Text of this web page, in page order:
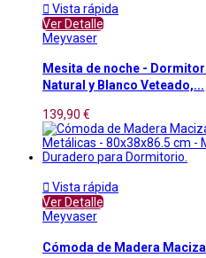
 Vista rápida
Ver Detalle
Meyvaser
Mesita de noche -
Natural y Blanco Veteado,...
139,90 €
 Vista rápida
Ver Detalle
Meyvaser
Cómoda de Madera